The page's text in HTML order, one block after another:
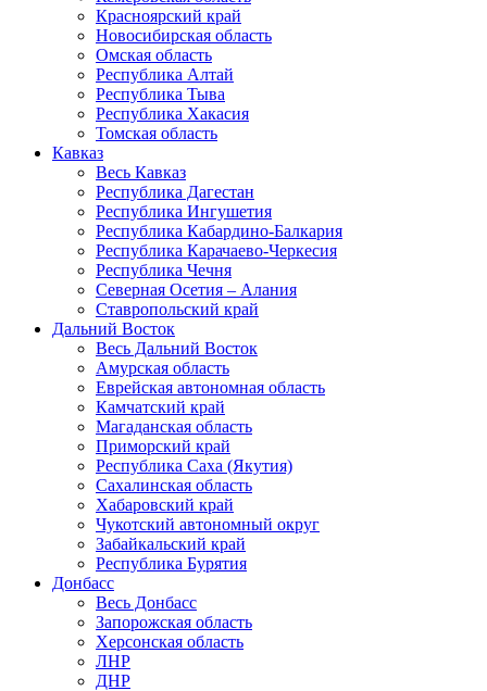
Красноярский край
Новосибирская область
Омская область
Республика Алтай
Республика Тыва
Республика Хакасия
Томская область
Кавказ
Весь Кавказ
Республика Дагестан
Республика Ингушетия
Республика Кабардино-Балкария
Республика Карачаево-Черкесия
Республика Чечня
Северная Осетия – Алания
Ставропольский край
Дальний Восток
Весь Дальний Восток
Амурская область
Еврейская автономная область
Камчатский край
Магаданская область
Приморский край
Республика Саха (Якутия)
Сахалинская область
Хабаровский край
Чукотский автономный округ
Забайкальский край
Республика Бурятия
Донбасс
Весь Донбасс
Запорожская область
Херсонская область
ЛНР
ДНР